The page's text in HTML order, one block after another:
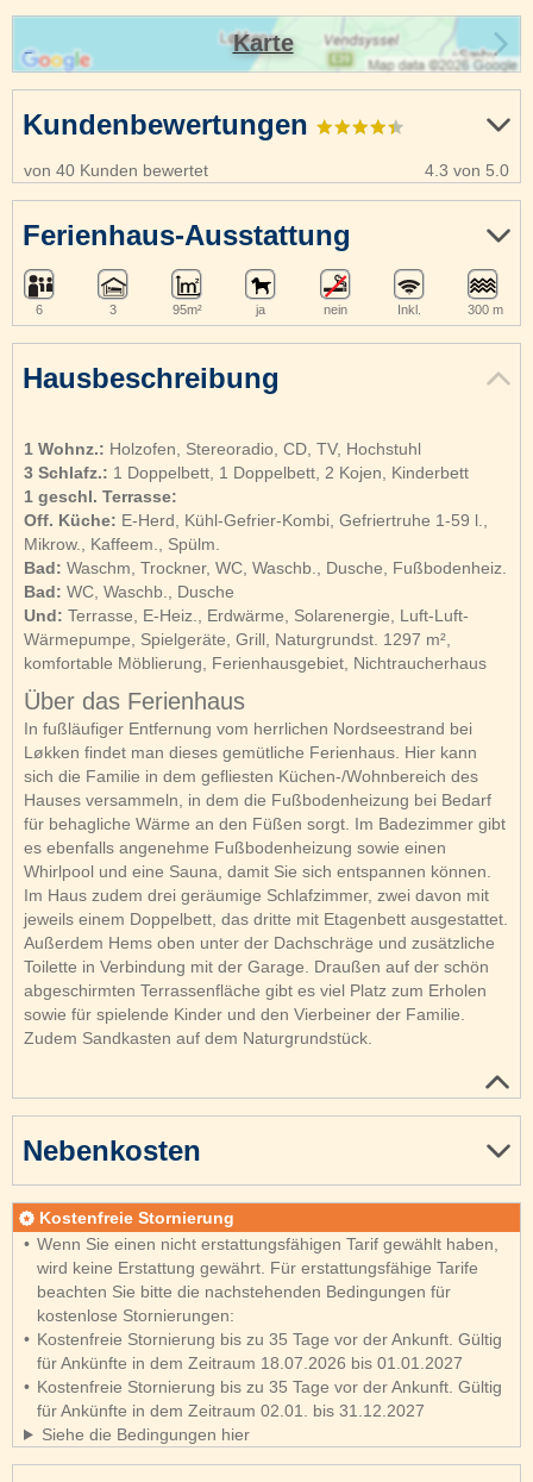
Hausbeschreibung
1 Wohnz.: Holzofen, Stereoradio, CD, TV, Hochstuhl
3 Schlafz.: 1 Doppelbett, 1 Doppelbett, 2 Kojen, Kinderbett
1 geschl. Terrasse:
Off. Küche: E-Herd, Kühl-Gefrier-Kombi, Gefriertruhe 1-59 l.,
Mikrow., Kaffeem., Spülm.
Bad: Waschm, Trockner, WC, Waschb., Dusche, Fußbodenheiz.
Bad: WC, Waschb., Dusche
Und: Terrasse, E-Heiz., Erdwärme, Solarenergie, Luft-Luft-
Wärmepumpe, Spielgeräte, Grill, Naturgrundst. 1297 m²,
komfortable Möblierung, Ferienhausgebiet, Nichtraucherhaus
Über das Ferienhaus
In fußläufiger Entfernung vom herrlichen Nordseestrand bei
Løkken findet man dieses gemütliche Ferienhaus. Hier kann
sich die Familie in dem gefliesten Küchen-/Wohnbereich des
Hauses versammeln, in dem die Fußbodenheizung bei Bedarf
für behagliche Wärme an den Füßen sorgt. Im Badezimmer gibt
es ebenfalls angenehme Fußbodenheizung sowie einen
Whirlpool und eine Sauna, damit Sie sich entspannen können.
Im Haus zudem drei geräumige Schlafzimmer, zwei davon mit
jeweils einem Doppelbett, das dritte mit Etagenbett ausgestattet.
Außerdem Hems oben unter der Dachschräge und zusätzliche
Toilette in Verbindung mit der Garage. Draußen auf der schön
abgeschirmten Terrassenfläche gibt es viel Platz zum Erholen
sowie für spielende Kinder und den Vierbeiner der Familie.
Zudem Sandkasten auf dem Naturgrundstück.
Kundenbewertungen
von 40 Kunden bewertet 4.3 von 5.0
Ferienhaus-Ausstattung
6 3 95m² ja nein Inkl. 300 m
Nebenkosten
Kostenfreie Stornierung
Wenn Sie einen nicht erstattungsfähigen Tarif gewählt haben,
wird keine Erstattung gewährt. Für erstattungsfähige Tarife
beachten Sie bitte die nachstehenden Bedingungen für
kostenlose Stornierungen:
Kostenfreie Stornierung bis zu 35 Tage vor der Ankunft. Gültig
für Ankünfte in dem Zeitraum 18.07.2026 bis 01.01.2027
Kostenfreie Stornierung bis zu 35 Tage vor der Ankunft. Gültig
für Ankünfte in dem Zeitraum 02.01. bis 31.12.2027
Siehe die Bedingungen hier
Karte